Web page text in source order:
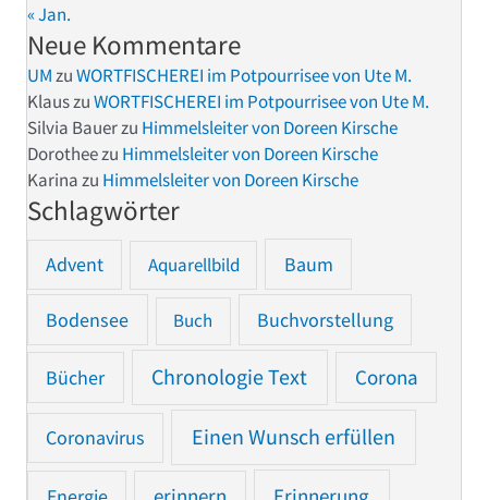
« Jan.
Neue Kommentare
UMzuWORTFISCHEREI im Potpourrisee von Ute M.
KlauszuWORTFISCHEREI im Potpourrisee von Ute M.
Silvia Bauerzu Himmelsleiter von Doreen Kirsche
Dorotheezu Himmelsleiter von Doreen Kirsche
Karinazu Himmelsleiter von Doreen Kirsche
Schlagwörter
Advent Aquarellbild Baum
Bodensee Buch Buchvorstellung
Bücher Chronologie Text Corona
Coronavirus Einen Wunsch erfüllen